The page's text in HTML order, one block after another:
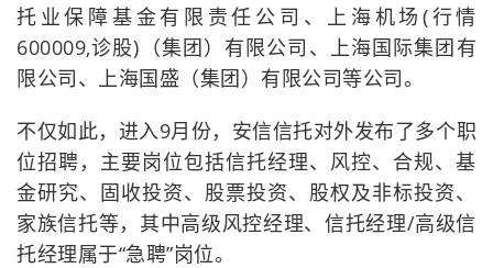
托业保障基金有限责任公司、上海机场(行情
600009,诊股)（集团）有限公司、上海国际集团有
限公司、上海国盛（集团）有限公司等公司。
不仅如此，进入9月份，安信信托对外发布了多个职
位招聘，主要岗位包括信托经理、风控、合规、基
金研究、固收投资、股票投资、股权及非标投资、
家族信托等，其中高级风控经理、信托经理/高级信
托经理属于“急聘”岗位。